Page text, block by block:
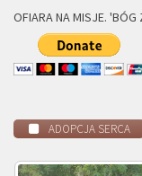
OFIARA NA MISJE. 'BÓG
ADOPCJA SERCA